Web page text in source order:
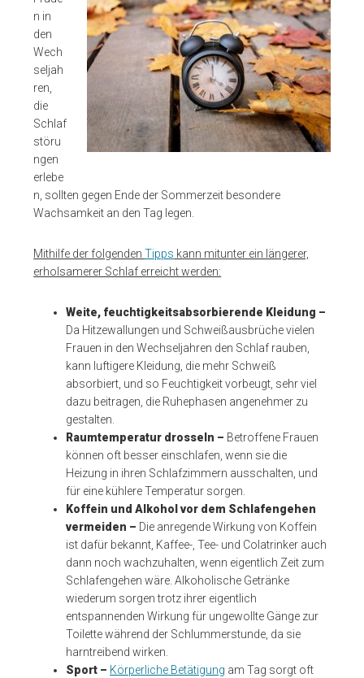
n in
den
Wech
seljah
ren,
die
Schlaf
störu
ngen
erlebe
n, sollten gegen Ende der Sommerzeit besondere
Wachsamkeit an den Tag legen.
Mithilfe der folgendenTipps kann mitunter ein längerer,
erholsamerer Schlaf erreicht werden:
Weite, feuchtigkeitsabsorbierende Kleidung –
Da Hitzewallungen und Schweißausbrüche vielen
Frauen in den Wechseljahren den Schlaf rauben,
kann luftigere Kleidung, die mehr Schweiß
absorbiert, und so Feuchtigkeit vorbeugt, sehr viel
dazu beitragen, die Ruhephasen angenehmer zu
gestalten.
Raumtemperatur drosseln – Betroffene Frauen
können oft besser einschlafen, wenn sie die
Heizung in ihren Schlafzimmern ausschalten, und
für eine kühlere Temperatur sorgen.
Koffein und Alkohol vor dem Schlafengehen
vermeiden – Die anregende Wirkung von Koffein
ist dafür bekannt, Kaffee-, Tee- und Colatrinker auch
dann noch wachzuhalten, wenn eigentlich Zeit zum
Schlafengehen wäre. Alkoholische Getränke
wiederum sorgen trotz ihrer eigentlich
entspannenden Wirkung für ungewollte Gänge zur
Toilette während der Schlummerstunde, da sie
harntreibend wirken.
Sport – Körperliche Betätigung am Tag sorgt oft